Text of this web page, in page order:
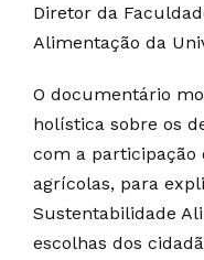
Diretor da
Alimentação da
O documentário
holística sobre os
com a
agrícolas, para
Sustentabilidade
escolhas dos